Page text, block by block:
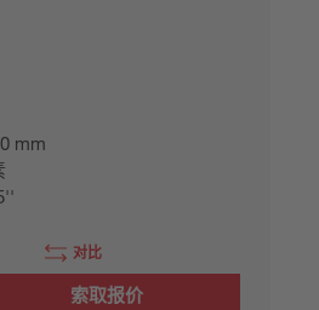
mm
对比
索取报价